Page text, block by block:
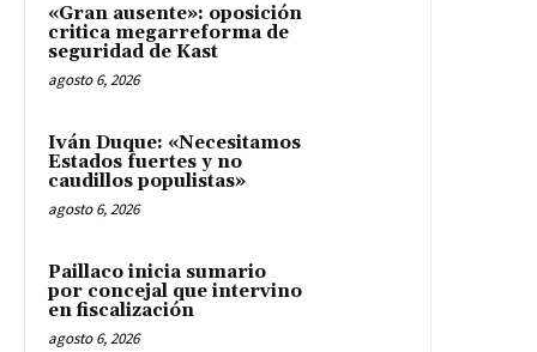
«Gran ausente»: oposición
critica megarreforma de
seguridad de Kast
agosto 6, 2026
Iván Duque: «Necesitamos
Estados fuertes y no
caudillos populistas»
agosto 6, 2026
Paillaco inicia sumario
por concejal que intervino
en fiscalización
agosto 6, 2026